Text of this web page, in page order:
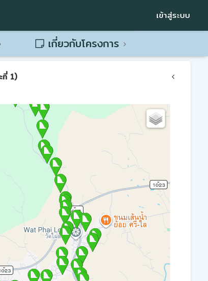
เข้าสู่ระบบ
เกี่ยวกับโครงการ
ที่ 1)